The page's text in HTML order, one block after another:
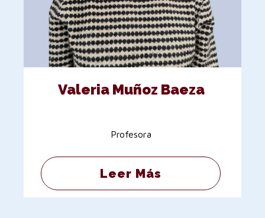
Valeria Muñoz Baeza
Profesora
Leer Más